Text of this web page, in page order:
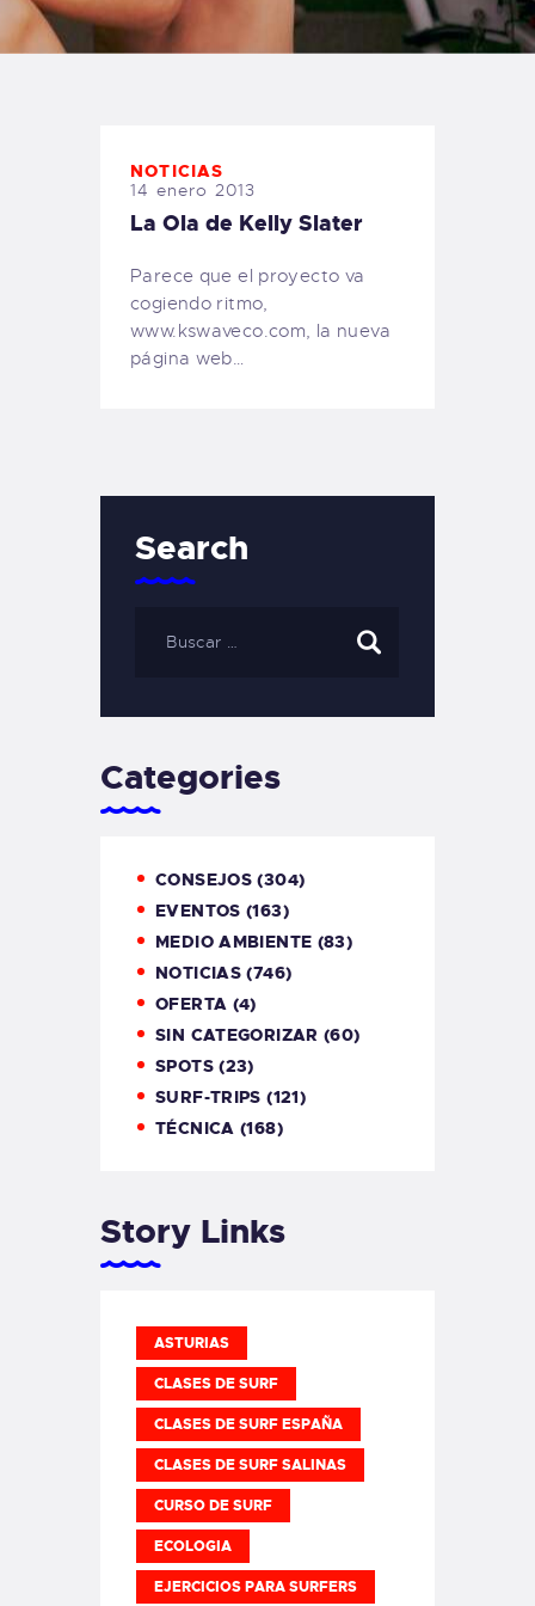
TIENDA FAMILY SURFERS
WEBCAM SALINAS
NOTICIAS
14 enero 2013
La Ola de Kelly Slater
Parece que el proyecto va
cogiendo ritmo,
www.kswaveco.com, la nueva
página web…
Search
Categories
CONSEJOS (304)
EVENTOS (163)
MEDIO AMBIENTE (83)
NOTICIAS (746)
OFERTA (4)
SIN CATEGORIZAR (60)
SPOTS(23)
SURF-TRIPS (121)
TÉCNICA (168)
Story Links
ASTURIAS
CLASES DE SURF
CLASES DE SURF ESPAÑA
CLASES DE SURF SALINAS
CURSO DE SURF
ECOLOGIA
EJERCICIOS PARA SURFERS